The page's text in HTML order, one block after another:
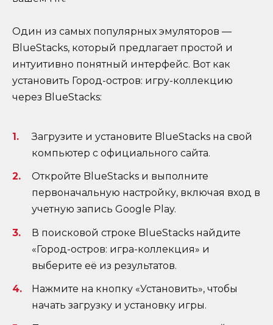
Один из самых популярных эмуляторов —
BlueStacks, который предлагает простой и
интуитивно понятный интерфейс. Вот как
установить Город-остров: игру-коллекцию
через BlueStacks:
Загрузите и установите BlueStacks на свой
компьютер с официального сайта.
Откройте BlueStacks и выполните
первоначальную настройку, включая вход в
учетную запись Google Play.
В поисковой строке BlueStacks найдите
«Город-остров: игра-коллекция» и
выберите её из результатов.
Нажмите на кнопку «Установить», чтобы
начать загрузку и установку игры.